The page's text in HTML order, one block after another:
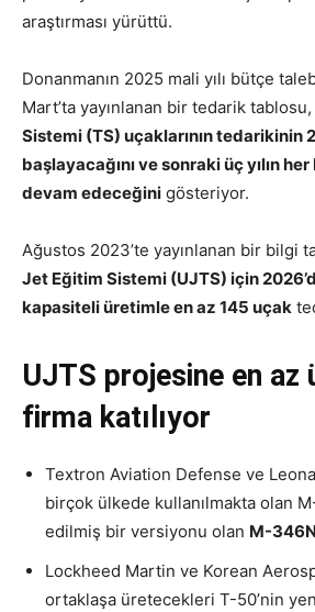
araştırması yürüttü.
Donanmanın 2025 mali yılı bütçe
Mart’ta yayınlanan bir tedarik tablosu,
Sistemi (TS) uçaklarının tedarikinin
başlayacağını ve sonraki üç yılın
devam edeceğini gösteriyor.
Ağustos 2023’te yayınlanan bir bilgi
Jet Eğitim Sistemi (UJTS) için
kapasiteli üretimle en az 145 uçak
UJTS projesine en az
firma katılıyor
Textron Aviation Defense ve
birçok ülkede kullanılmakta olan
edilmiş bir versiyonu olan M-
Lockheed Martin ve Korean
ortaklaşa üretecekleri T-50’nin